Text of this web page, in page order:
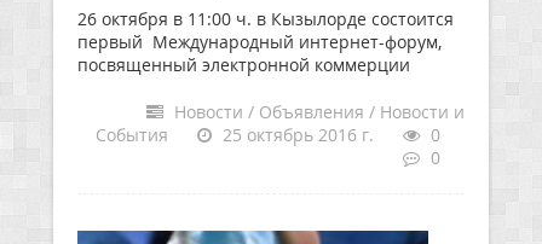
26 октября в 11:00 ч. в Кызылорде состоится
первый Международный интернет-форум,
посвященный электронной коммерции
Новости / Объявления / Новости и
События
25 октябрь 2016 г.
0
0